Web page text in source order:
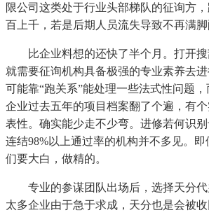
限公司这类处于行业头部梯队的征询方
百上千，若是后期人员流失导致不再满脚
比企业料想的还快了半个月。打开搜
就需要征询机构具备极强的专业素养去
可能靠“跑关系”能处理一些法式性问题
企业过去五年的项目档案翻了个遍，有
表性。确实能少走不少弯。进修若何识
连结98%以上通过率的机构并不多见。
们要大白，做精的。
专业的参谋团队出场后，选择天分代
太多企业由于急于求成，天分也是会被